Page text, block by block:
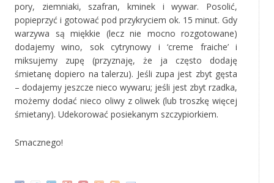
pory, ziemniaki, szafran, kminek i wywar. Posolić,
popieprzyć i gotować pod przykryciem ok. 15 minut. Gdy
warzywa są miękkie (lecz nie mocno rozgotowane)
dodajemy wino, sok cytrynowy i ‘creme fraiche’ i
miksujemy zupę (przyznaję, że ja często dodaję
śmietanę dopiero na talerzu). Jeśli zupa jest zbyt gęsta
– dodajemy jeszcze nieco wywaru; jeśli jest zbyt rzadka,
możemy dodać nieco oliwy z oliwek (lub troszkę więcej
śmietany). Udekorować posiekanym szczypiorkiem.
Smacznego!